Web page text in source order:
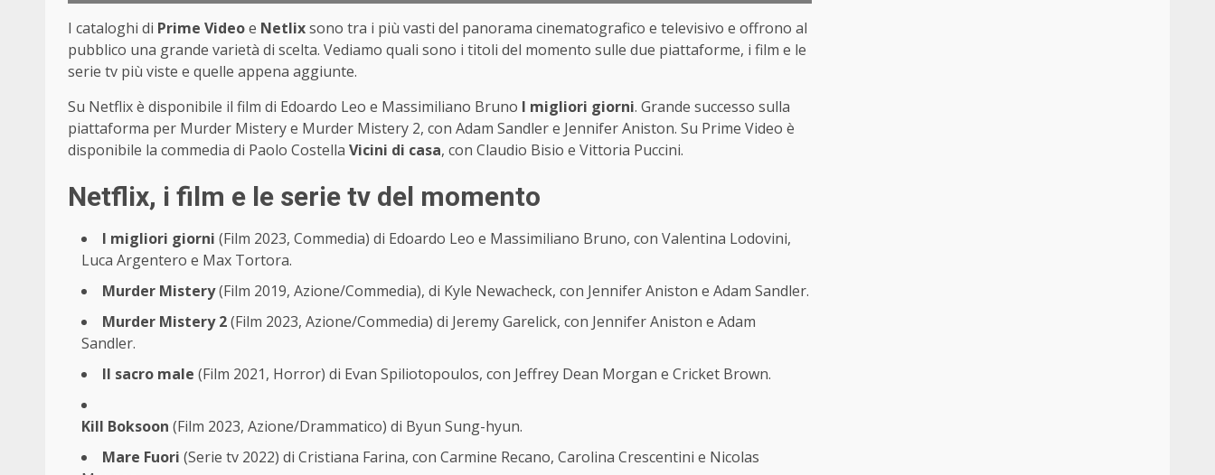
I cataloghi di Prime Videoe Netlixsono tra i più vasti del panorama cinematografico e televisivo e offrono al
pubblico una grande varietà di scelta. Vediamo quali sono i titoli del momento sulle due piattaforme, i film e le
serie tv più viste e quelle appena aggiunte.
Su Netflix è disponibile il film di Edoardo Leo e Massimiliano Bruno I migliori giorni. Grande successo sulla
piattaforma per Murder Mistery e Murder Mistery 2, con Adam Sandler e Jennifer Aniston. Su Prime Video è
disponibile la commedia di Paolo Costella Vicini di casa, con Claudio Bisio e Vittoria Puccini.
Netflix, i film e le serie tv del momento
I migliori giorni (Film 2023, Commedia) di Edoardo Leo e Massimiliano Bruno, con Valentina Lodovini,
Luca Argentero e Max Tortora.
Murder Mistery(Film 2019, Azione/Commedia), di Kyle Newacheck, con Jennifer Aniston e Adam Sandler.
Murder Mistery 2(Film 2023, Azione/Commedia) di Jeremy Garelick, con Jennifer Aniston e Adam
Sandler.
Il sacro male (Film 2021, Horror) di Evan Spiliotopoulos, con Jeffrey Dean Morgan e Cricket Brown.
Kill Boksoon (Film 2023, Azione/Drammatico) di Byun Sung-hyun.
Mare Fuori (Serie tv 2022) di Cristiana Farina, con Carmine Recano, Carolina Crescentini e Nicolas